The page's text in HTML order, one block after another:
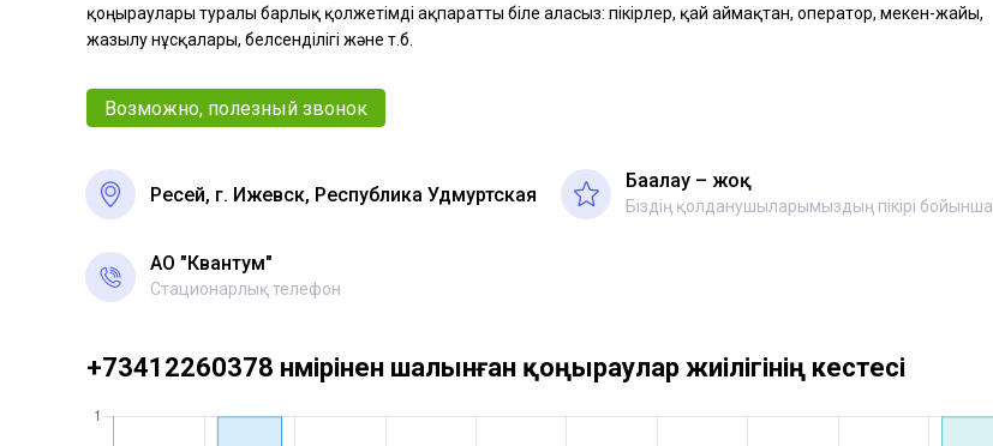
қоңыраулары туралы барлық қолжетімді ақпаратты біле аласыз: пікірлер, қай аймақтан, оператор, мекен-жайы,
жазылу нұсқалары, белсенділігі және т.б.
Возможно, полезный звонок
Ресей, г. Ижевск, Республика Удмуртская
Бағалау – жоқ
Біздің қолданушыларымыздың пікірі бойынша
АО "Квантум"
Стационарлық телефон
+73412260378 нөмірінен шалынған қоңыраулар жиілігінің кестесі